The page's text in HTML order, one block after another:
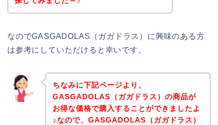
なのでGASGADOLAS（ガガドラス）に興味のある方
は参考にしていただけると幸いです。
ちなみに下記ページより、
GASGADOLAS（ガガドラス）の商品が
お得な価格で購入することができましたよ
♪なので、GASGADOLAS（ガガドラス）